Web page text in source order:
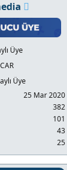
t
a
r
h
Üye
Üye
25 Mar 2020
382
101
43
25